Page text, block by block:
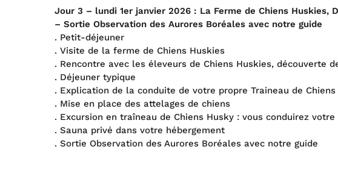
Jour 3 – lundi 1er janvier 2026 : La Ferme de Chiens Huskies,
– Sortie Observation des Aurores Boréales avec notre guide
. Petit-déjeuner
. Visite de la ferme de Chiens Huskies
. Rencontre avec les éleveurs de Chiens Huskies, découverte
. Déjeuner typique
. Explication de la conduite de votre propre Traineau de Chiens
. Mise en place des attelages de chiens
. Excursion en traîneau de Chiens Husky : vous conduirez
. Sauna privé dans votre hébergement
. Sortie Observation des Aurores Boréales avec notre guide